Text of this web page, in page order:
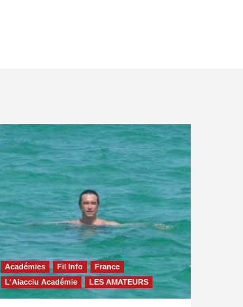
Académies Fil Info
France
L'Aiacciu Académie
LES AMATEURS